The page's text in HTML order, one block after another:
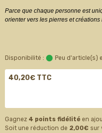
Parce que chaque personne est
orienter vers les pierres et
Disponibilité : Peu d'article(s)
40,20€ TTC
Gagnez 4 points fidélité en
Soit une réduction de 2,00€ sur